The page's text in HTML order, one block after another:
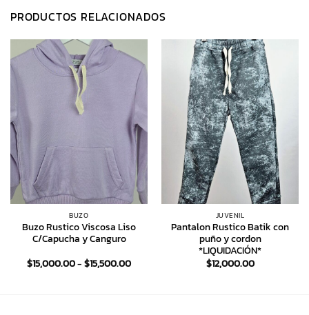
PRODUCTOS RELACIONADOS
BUZO
Buzo Rustico Viscosa Liso
C/Capucha y Canguro
$15,000.00- $15,500.00Rango
JUVENIL
Pantalon Rustico Batik con
puño y cordon
*LIQUIDACIÓN*
$12,000.00